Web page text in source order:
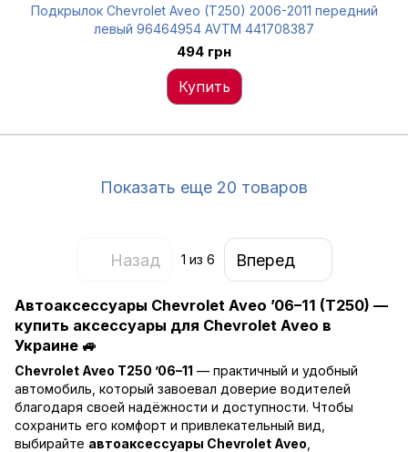
Подкрылок Chevrolet Aveo (T250) 2006-2011 передний
левый 96464954 AVTM 441708387
494 грн
Купить
Показать еще 20 товаров
Назад 1 из 6 Вперед
Автоаксессуары Chevrolet Aveo ’06–11 (T250) —
купить аксессуары для Chevrolet Aveo в
Украине 🚙
Chevrolet Aveo T250 ’06–11 — практичный и удобный
автомобиль, который завоевал доверие водителей
благодаря своей надёжности и доступности. Чтобы
сохранить его комфорт и привлекательный вид,
выбирайте автоаксессуары Chevrolet Aveo